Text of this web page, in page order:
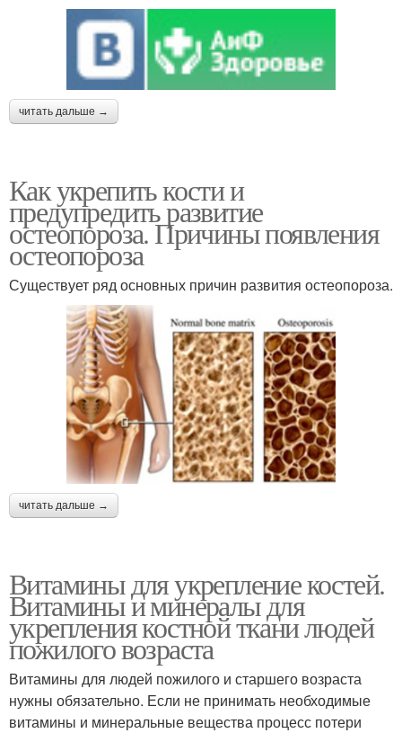
читать дальше →
Как укрепить кости и
предупредить развитие
остеопороза. Причины появления
остеопороза
Существует ряд основных причин развития остеопороза.
читать дальше →
Витамины для укрепление костей.
Витамины и минералы для
укрепления костной ткани людей
пожилого возраста
Витамины для людей пожилого и старшего возраста
нужны обязательно. Если не принимать необходимые
витамины и минеральные вещества процесс потери